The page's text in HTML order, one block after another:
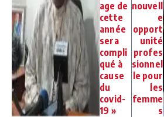
age de
cette
année
sera
compli
qué à
cause
du
covid-
19 »
nouvell
e
opport
unité
profes
sionnel
le pour
les
femme
s